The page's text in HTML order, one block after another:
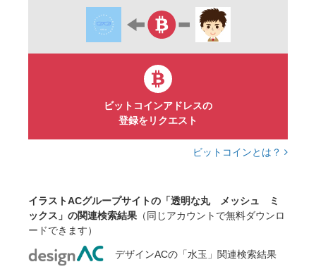
マル 玉 球 ボール
メッシュ ミックス
ビットコインアドレスの
登録をリクエスト
ビットコインとは？
イラストACグループサイトの「透明な丸 メッシュ ミ
ックス」の関連検索結果 （同じアカウントで無料ダウンロ
ードできます）
デザインACの「水玉」関連検索結果